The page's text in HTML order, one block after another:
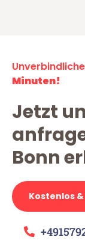
Minuten!
Jetzt
Bonn
Kostenlos